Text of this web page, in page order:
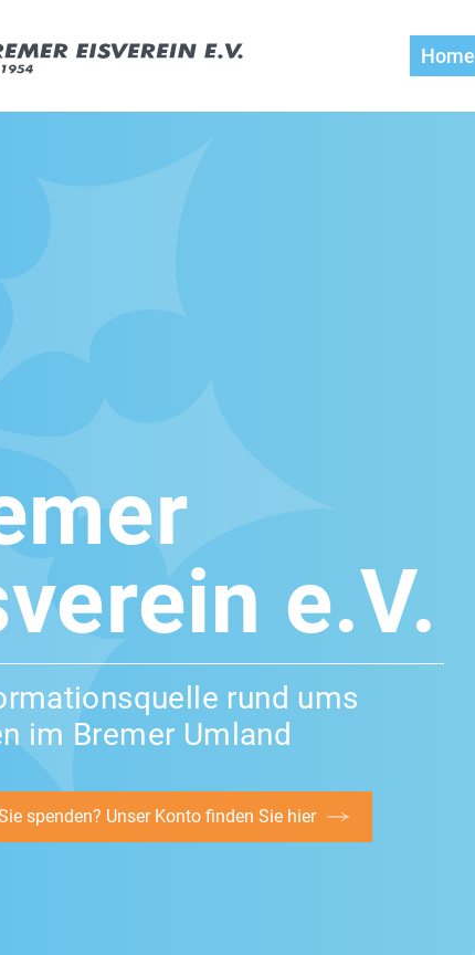
Home
e.V.
rund ums
im Bremer Umland
spenden? Unser Konto finden Sie hier